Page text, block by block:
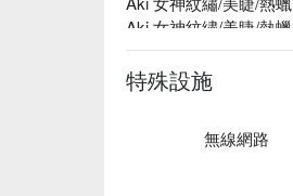
Aki 女神紋繡/美睫/熱
最客製化的體驗。
Aki 女神紋繡/美睫/熱
級方便！
特殊設施
無線網路